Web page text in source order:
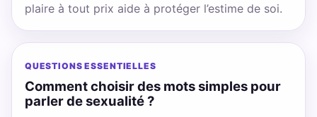
plaire à tout prix aide à protéger l’estime de soi.
QUESTIONS ESSENTIELLES
Comment choisir des mots simples pour
parler de sexualité ?